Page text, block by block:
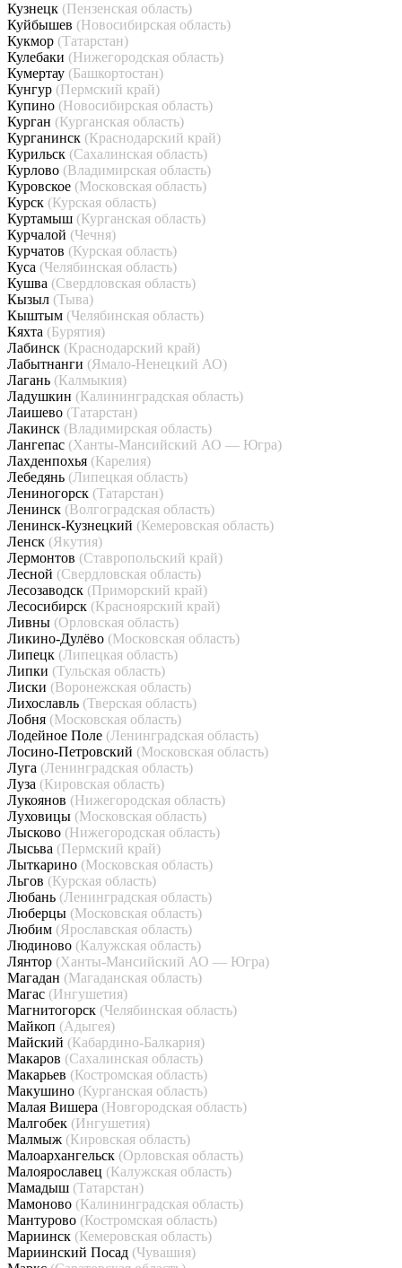
Кузнецк (Пензенская область)
Куйбышев (Новосибирская область)
Кукмор (Татарстан)
Кулебаки (Нижегородская область)
Кумертау (Башкортостан)
Кунгур (Пермский край)
Купино (Новосибирская область)
Курган (Курганская область)
Курганинск (Краснодарский край)
Курильск (Сахалинская область)
Курлово (Владимирская область)
Куровское (Московская область)
Курск (Курская область)
Куртамыш (Курганская область)
Курчалой (Чечня)
Курчатов (Курская область)
Куса (Челябинская область)
Кушва (Свердловская область)
Кызыл (Тыва)
Кыштым (Челябинская область)
Кяхта (Бурятия)
Лабинск (Краснодарский край)
Лабытнанги (Ямало-Ненецкий АО)
Лагань (Калмыкия)
Ладушкин (Калининградская область)
Лаишево (Татарстан)
Лакинск (Владимирская область)
Лангепас (Ханты-Мансийский АО — Югра)
Лахденпохья (Карелия)
Лебедянь (Липецкая область)
Лениногорск (Татарстан)
Ленинск (Волгоградская область)
Ленинск-Кузнецкий (Кемеровская область)
Ленск (Якутия)
Лермонтов (Ставропольский край)
Лесной (Свердловская область)
Лесозаводск (Приморский край)
Лесосибирск (Красноярский край)
Ливны (Орловская область)
Ликино-Дулёво (Московская область)
Липецк (Липецкая область)
Липки (Тульская область)
Лиски (Воронежская область)
Лихославль (Тверская область)
Лобня (Московская область)
Лодейное Поле (Ленинградская область)
Лосино-Петровский (Московская область)
Луга (Ленинградская область)
Луза (Кировская область)
Лукоянов (Нижегородская область)
Луховицы (Московская область)
Лысково (Нижегородская область)
Лысьва (Пермский край)
Лыткарино (Московская область)
Льгов (Курская область)
Любань (Ленинградская область)
Люберцы (Московская область)
Любим (Ярославская область)
Людиново (Калужская область)
Лянтор (Ханты-Мансийский АО — Югра)
Магадан (Магаданская область)
Магас (Ингушетия)
Магнитогорск (Челябинская область)
Майкоп (Адыгея)
Майский (Кабардино-Балкария)
Макаров (Сахалинская область)
Макарьев (Костромская область)
Макушино (Курганская область)
Малая Вишера (Новгородская область)
Малгобек (Ингушетия)
Малмыж (Кировская область)
Малоархангельск (Орловская область)
Малоярославец (Калужская область)
Мамадыш (Татарстан)
Мамоново (Калининградская область)
Мантурово (Костромская область)
Мариинск (Кемеровская область)
Мариинский Посад (Чувашия)